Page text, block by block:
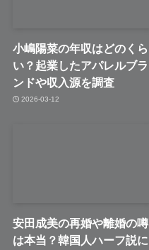
小嶋陽菜の年収はどのくら
い？起業したアパレルブラ
ンドや収入源を調査
2026-03-12
安田成美の再婚や離婚の噂
は本当？韓国人ハーフ説に